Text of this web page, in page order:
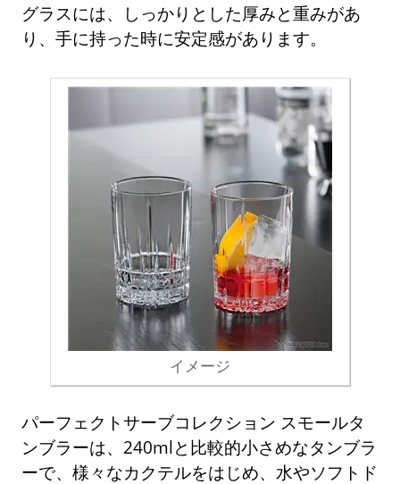
グラスには、しっかりとした厚みと重みがあ
り、手に持った時に安定感があります。
イメージ
パーフェクトサーブコレクション スモールタ
ンブラーは、240mlと比較的小さめなタンブラ
ーで、様々なカクテルをはじめ、水やソフトド